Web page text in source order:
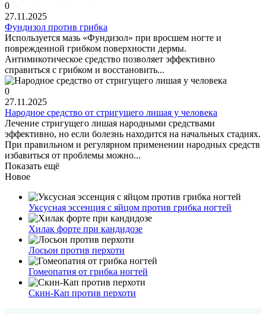
0
27.11.2025
Фундизол против грибка
Используется мазь «Фундизол» при вросшем ногте и
поврежденной грибком поверхности дермы.
Антимикотическое средство позволяет эффективно
справиться с грибком и восстановить...
0
27.11.2025
Народное средство от стригущего лишая у человека
Лечение стригущего лишая народными средствами
эффективно, но если болезнь находится на начальных стадиях.
При правильном и регулярном применении народных средств
избавиться от проблемы можно...
Показать ещё
Новое
Уксусная эссенция с яйцом против грибка ногтей
Хилак форте при кандидозе
Лосьон против перхоти
Гомеопатия от грибка ногтей
Скин-Кап против перхоти